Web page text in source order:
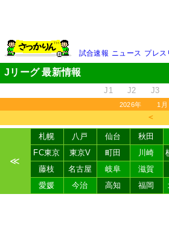
試合速報 ニュース プレス
Jリーグ 最新情報
J1 J2 J3
2026年 1月
＜
≪
札幌 八戸 仙台 秋田
FC東京
東京V 町田 川崎
藤枝
名古屋 岐阜 滋賀
愛媛
今治 高知 福岡